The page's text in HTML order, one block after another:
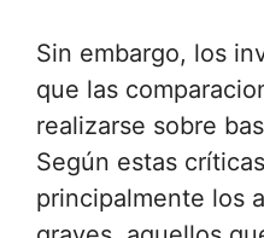
Sin embargo, los
que las
realizarse sobre
Según estas
principalmente los